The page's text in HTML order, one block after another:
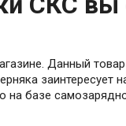
Данный товар
заинтересует
на базе